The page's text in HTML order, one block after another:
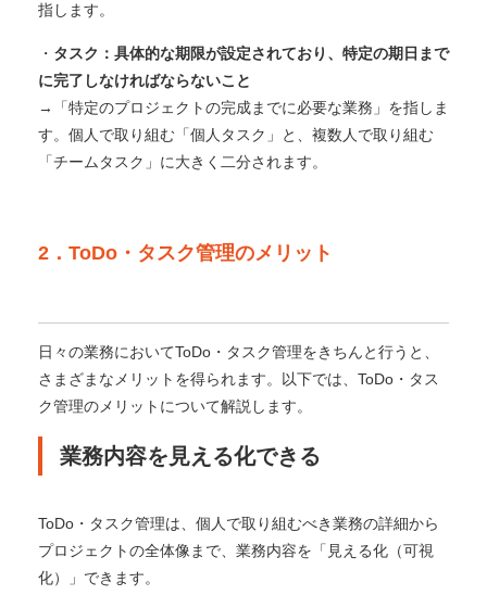
指します。
・ タスク：具体的な期限が設定されており、特定の期日まで
に完了しなければならないこと
→「特定のプロジェクトの完成までに必要な業務」を指しま
す。 個人で取り組む「個人タスク」と、複数人で取り組む
「チームタスク」に大きく二分されます。
2．ToDo・タスク管理のメリット
日々の業務においてToDo・タスク管理をきちんと行うと、
さまざまなメリットを得られます。以下では、ToDo・タス
ク管理のメリットについて解説します。
業務内容を見える化できる
ToDo・タスク管理は、個人で取り組むべき業務の詳細から
プロジェクトの全体像まで、業務内容を「見える化（可視
化）」できます。